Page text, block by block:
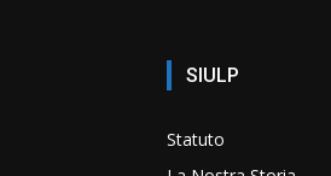
SIULP
Statuto